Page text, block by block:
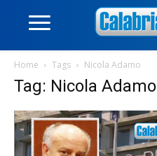
Home Tags Nicola Adamo
Tag: Nicola Adamo